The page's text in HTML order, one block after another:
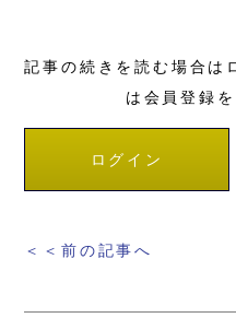
記事の続きを読む場合は
は会員登録
ログイン
＜＜前の記事へ